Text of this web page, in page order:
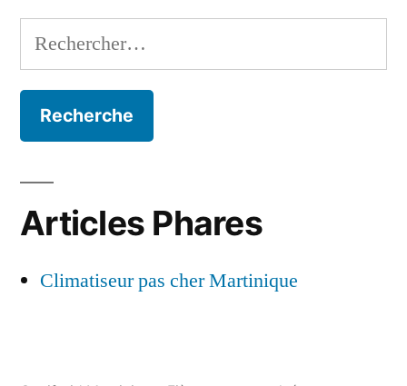
Rechercher :
Articles Phares
Climatiseur pas cher Martinique